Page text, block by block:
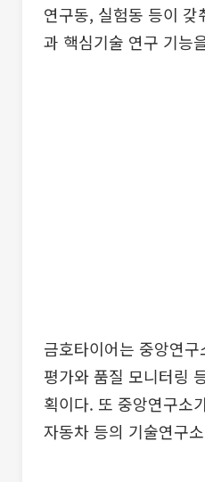
연구동, 실험동 등이
과 핵심기술 연구 기능
금호타이어는 중앙연
평가와 품질 모니터링
획이다. 또 중앙연구소
자동차 등의 기술연구